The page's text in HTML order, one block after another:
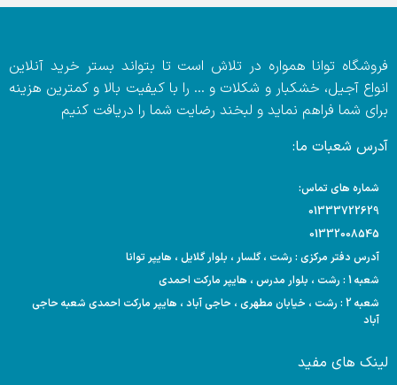
فروشگاه توانا همواره در تلاش است تا بتواند بستر خرید آنلاین
انواع آجیل، خشکبار و شکلات و … را با کیفیت بالا و کمترین هزینه
برای شما فراهم نماید و لبخند رضایت شما را دریافت کنیم
آدرس شعبات ما:
شماره های تماس:
01333722629
01332008545
آدرس دفتر مرکزی : رشت ، گلسار ، بلوار گلایل ، هایپر توانا
شعبه 1 : رشت ، بلوار مدرس ، هایپر مارکت احمدی
شعبه 2 : رشت ، خیابان مطهری ، حاجی آباد ، هایپر مارکت احمدی شعبه حاجی
آباد
لینک های مفید